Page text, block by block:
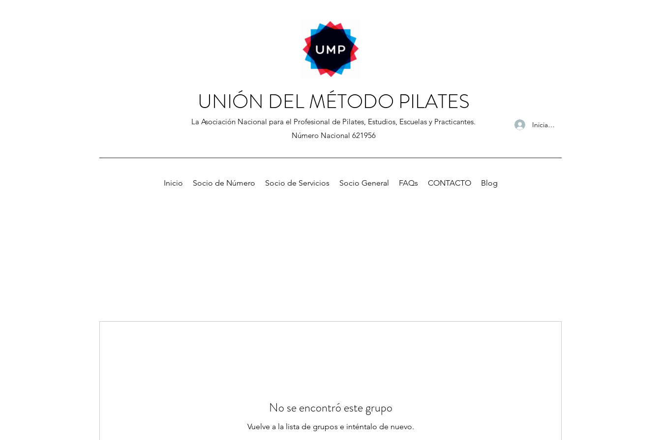
UNIÓN DEL MÉTODO PILATES
La Asociación Nacional para el Profesional de Pilates, Estudios, Escuelas y Practicantes.
Número Nacional 621956
Iniciar sesión
Inicio Socio de Número Socio de Servicios Socio General FAQs CONTACTO Blog
No se encontró este grupo
Vuelve a la lista de grupos e inténtalo de nuevo.